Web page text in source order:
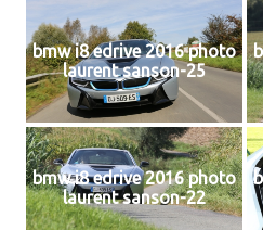
bmw i8 edrive 2016 photo
laurent sanson-25
bmw i8 edrive 2016 photo
laurent sanson-22